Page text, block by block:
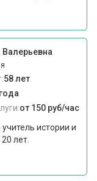
Валерьевна
58 лет
от 150 руб/час
истории и
лет.